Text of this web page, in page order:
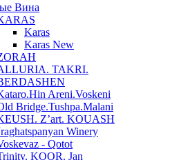
Вина
Karas
Karas New
TAKRI.
Areni.Voskeni
Bridge.Tushpa.Malani
Z’art. KOUASH
Winery
- Qotot
KOOR. Jan